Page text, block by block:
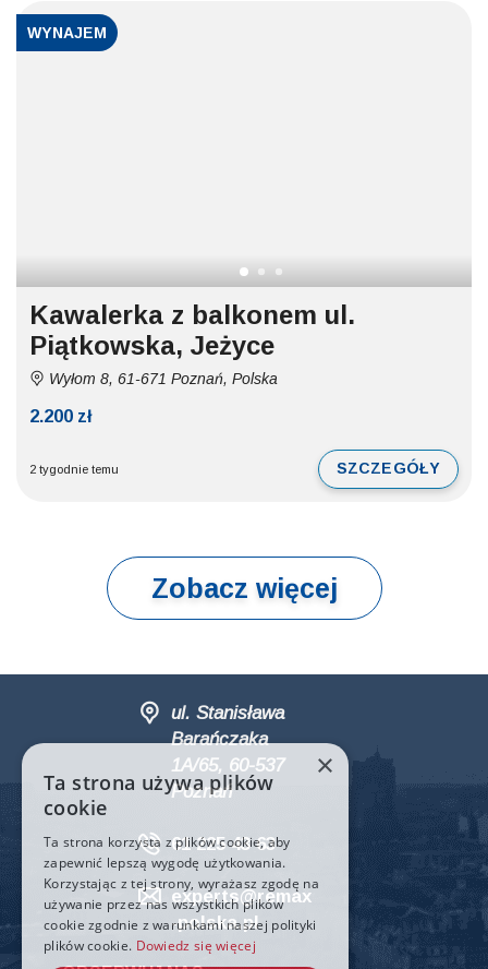
WYNAJEM
Kawalerka z balkonem ul.
Piątkowska, Jeżyce
Wyłom 8, 61-671 Poznań, Polska
2.200 zł
2 tygodnie temu SZCZEGÓŁY
Zobacz więcej
ul. Stanisława
Barańczaka
1A/65, 60-537
Poznań
61 225 43 63
experts@remax
-polska.pl
×
Ta strona używa plików
cookie
Ta strona korzysta z plików cookie, aby
zapewnić lepszą wygodę użytkowania.
Korzystając z tej strony, wyrażasz zgodę na
używanie przez nas wszystkich plików
cookie zgodnie z warunkami naszej polityki
plików cookie. Dowiedz się więcej